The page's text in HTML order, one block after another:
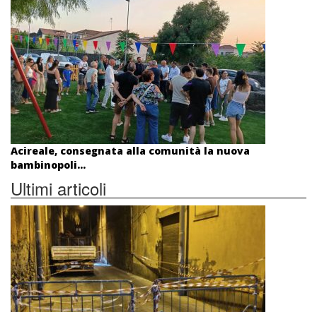
Acireale, consegnata alla comunità la nuova
bambinopoli...
Ultimi articoli